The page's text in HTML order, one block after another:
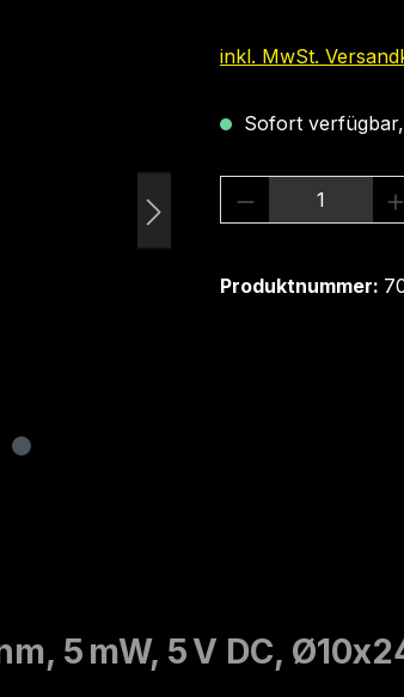
inkl. MwSt.
Sofort
Produkt
Produktnummer:
5 mW, 5 V DC,